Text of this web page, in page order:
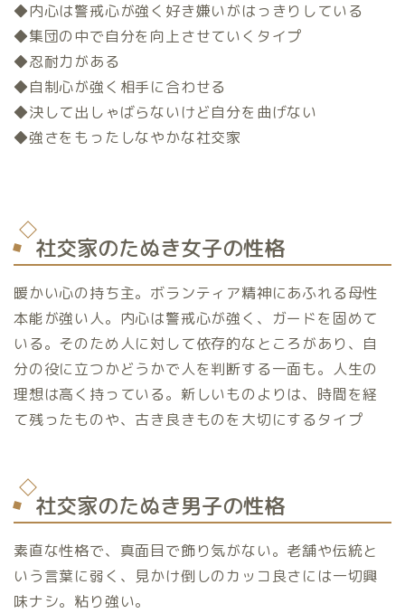
◆内心は警戒心が強く好き嫌いがはっきりしている
◆集団の中で自分を向上させていくタイプ
◆忍耐力がある
◆自制心が強く相手に合わせる
◆決して出しゃばらないけど自分を曲げない
◆強さをもったしなやかな社交家
社交家のたぬき女子の性格
暖かい心の持ち主。ボランティア精神にあふれる母性
本能が強い人。内心は警戒心が強く、ガードを固めて
いる。そのため人に対して依存的なところがあり、自
分の役に立つかどうかで人を判断する一面も。人生の
理想は高く持っている。新しいものよりは、時間を経
て残ったものや、古き良きものを大切にするタイプ
社交家のたぬき男子の性格
素直な性格で、真面目で飾り気がない。老舗や伝統と
いう言葉に弱く、見かけ倒しのカッコ良さには一切興
味ナシ。粘り強い。